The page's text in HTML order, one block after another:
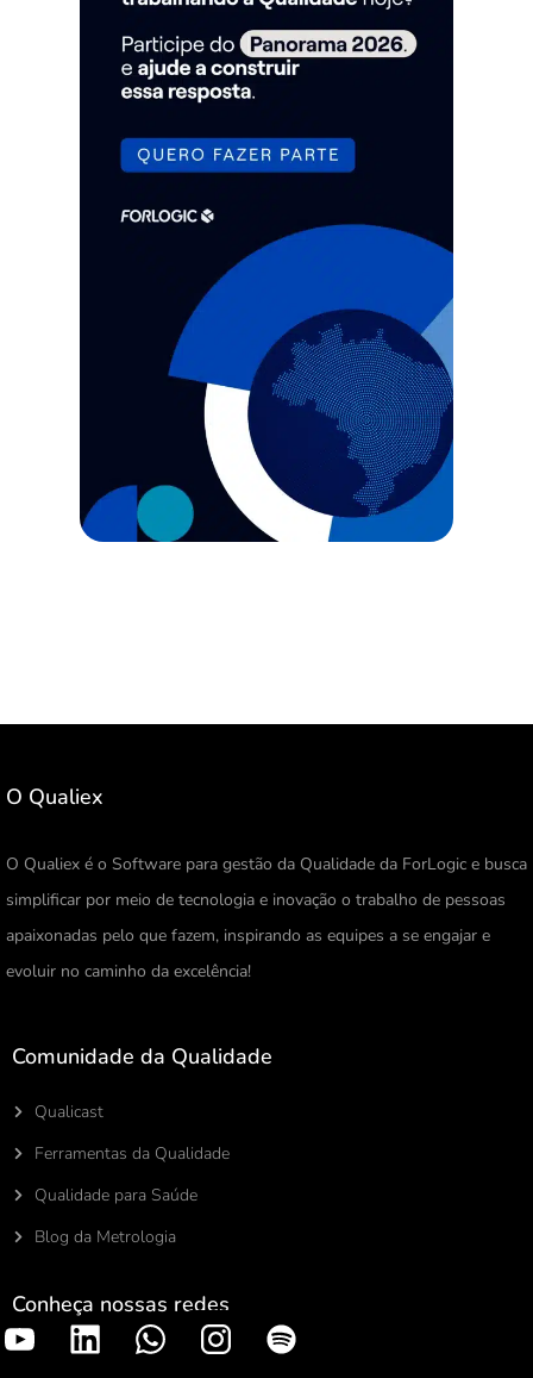
O Qualiex
O Qualiex é o Software para gestão da Qualidade da ForLogic e busca
simplificar por meio de tecnologia e inovação o trabalho de pessoas
apaixonadas pelo que fazem, inspirando as equipes a se engajar e
evoluir no caminho da excelência!
Comunidade da Qualidade
Qualicast
Ferramentas da Qualidade
Qualidade para Saúde
Blog da Metrologia
Conheça nossas redes
S